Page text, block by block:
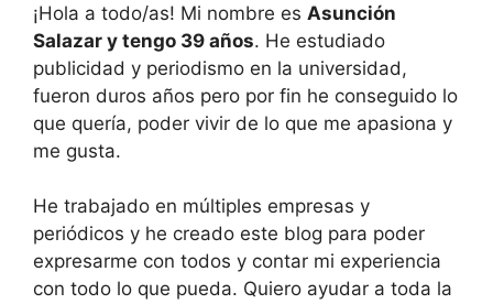
¡Hola a todo/as! Mi nombre es Asunción
Salazar y tengo 39 años. He estudiado
publicidad y periodismo en la universidad,
fueron duros años pero por fin he conseguido lo
que quería, poder vivir de lo que me apasiona y
me gusta.
He trabajado en múltiples empresas y
periódicos y he creado este blog para poder
expresarme con todos y contar mi experiencia
con todo lo que pueda. Quiero ayudar a toda la